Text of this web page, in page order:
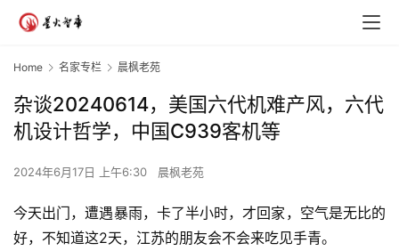
Home 名家专栏 晨枫老苑
杂谈20240614，美国六代机难产风，六代
机设计哲学，中国C939客机等
2024年6月17日 上午6:30 晨枫老苑
今天出门，遭遇暴雨，卡了半小时，才回家，空气是无比的
好，不知道这2天，江苏的朋友会不会来吃见手青。